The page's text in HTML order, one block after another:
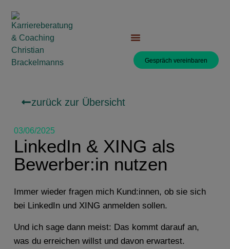
Gespräch vereinbaren
zurück zur Übersicht
03/06/2025
LinkedIn & XING als
Bewerber:in nutzen
Immer wieder fragen mich Kund:innen, ob sie sich
bei LinkedIn und XING anmelden sollen.
Und ich sage dann meist: Das kommt darauf an,
was du erreichen willst und davon erwartest.